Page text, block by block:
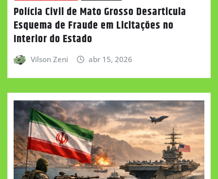
Polícia Civil de Mato Grosso Desarticula
Esquema de Fraude em Licitações no
Interior do Estado
Vilson Zeni abr 15, 2026